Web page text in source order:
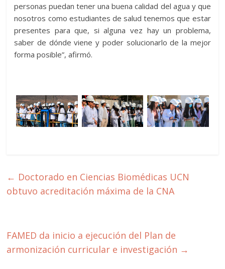
personas puedan tener una buena calidad del agua y que
nosotros como estudiantes de salud tenemos que estar
presentes para que, si alguna vez hay un problema,
saber de dónde viene y poder solucionarlo de la mejor
forma posible”, afirmó.
← Doctorado en Ciencias Biomédicas UCN
obtuvo acreditación máxima de la CNA
FAMED da inicio a ejecución del Plan de
armonización curricular e investigación →